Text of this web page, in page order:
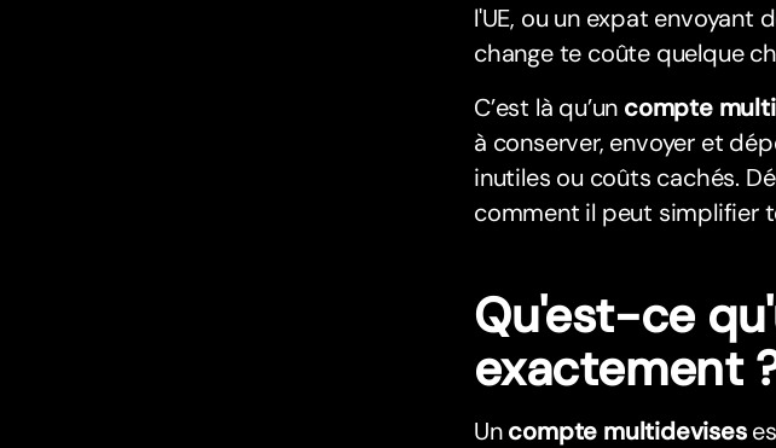
l'UE, ou un expat envoyant
change te coûte quelque
C’est là qu’un compte
à conserver, envoyer et
inutiles ou coûts cachés.
comment il peut simplifier
Qu'est-ce
exactement
Uncompte multidevises